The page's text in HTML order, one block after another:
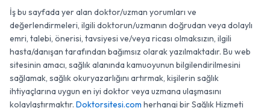
İş bu sayfada yer alan doktor/uzman yorumları ve
değerlendirmeleri, ilgili doktorun/uzmanın doğrudan veya dolaylı
emri, talebi, önerisi, tavsiyesi ve/veya ricası olmaksızın, ilgili
hasta/danışan tarafından bağımsız olarak yazılmaktadır. Bu web
sitesinin amacı, sağlık alanında kamuoyunun bilgilendirilmesini
sağlamak, sağlık okuryazarlığını artırmak, kişilerin sağlık
ihtiyaçlarına uygun en iyi doktor veya uzmana ulaşmasını
kolaylaştırmaktır. Doktorsitesi.com herhangi bir Sağlık Hizmeti